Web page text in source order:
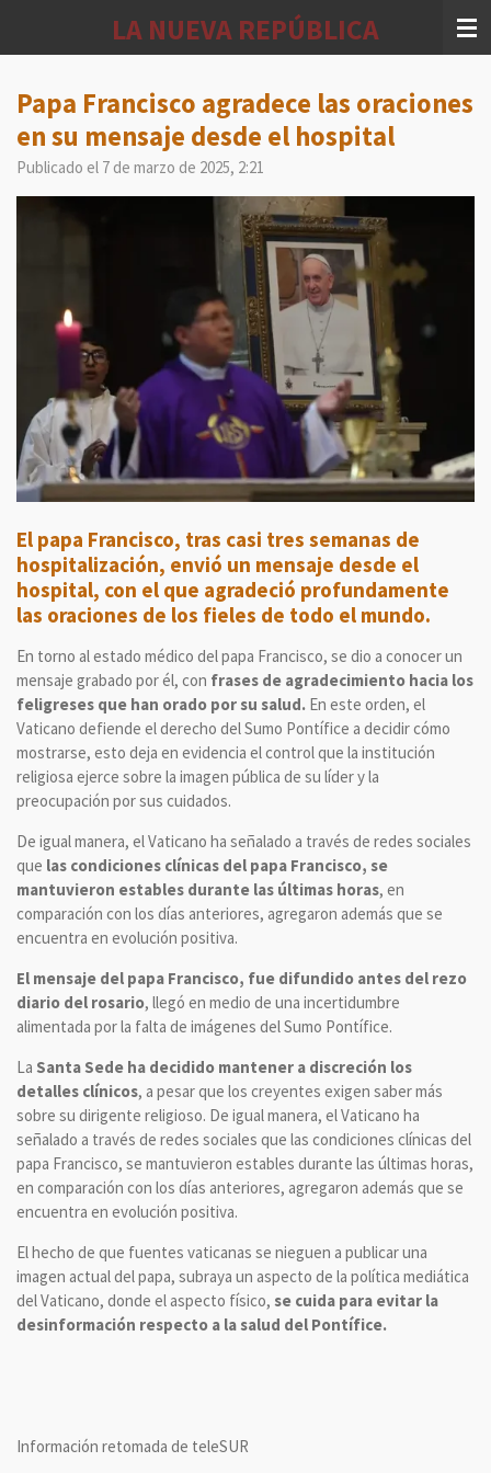
principal
LA NUEVA REPÚBLICA
Papa Francisco agradece las oraciones
en su mensaje desde el hospital
Publicado el 7 de marzo de 2025, 2:21
El papa Francisco, tras casi tres semanas de
hospitalización, envió un mensaje desde el
hospital, con el que agradeció profundamente
las oraciones de los fieles de todo el mundo.
En torno al estado médico del papa Francisco, se dio a conocer un
mensaje grabado por él, con frases de agradecimiento hacia los
feligreses que han orado por su salud. En este orden, el
Vaticano defiende el derecho del Sumo Pontífice a decidir cómo
mostrarse, esto deja en evidencia el control que la institución
religiosa ejerce sobre la imagen pública de su líder y la
preocupación por sus cuidados.
De igual manera, el Vaticano ha señalado a través de redes sociales
que las condiciones clínicas del papa Francisco, se
mantuvieron estables durante las últimas horas, en
comparación con los días anteriores, agregaron además que se
encuentra en evolución positiva.
El mensaje del papa Francisco, fue difundido antes del rezo
diario del rosario, llegó en medio de una incertidumbre
alimentada por la falta de imágenes del Sumo Pontífice.
La Santa Sede ha decidido mantener a discreción los
detalles clínicos, a pesar que los creyentes exigen saber más
sobre su dirigente religioso. De igual manera, el Vaticano ha
señalado a través de redes sociales que las condiciones clínicas del
papa Francisco, se mantuvieron estables durante las últimas horas,
en comparación con los días anteriores, agregaron además que se
encuentra en evolución positiva.
El hecho de que fuentes vaticanas se nieguen a publicar una
imagen actual del papa, subraya un aspecto de la política mediática
del Vaticano, donde el aspecto físico, se cuida para evitar la
desinformación respecto a la salud del Pontífice.
Información retomada de teleSUR